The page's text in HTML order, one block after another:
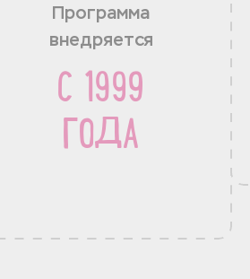
Программа
внедряется
С 1999
ГОДА